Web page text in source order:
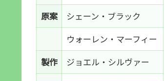
原案
シェーン・ブラック
ウォーレン・マーフィー
製作
ジョエル・シルヴァー